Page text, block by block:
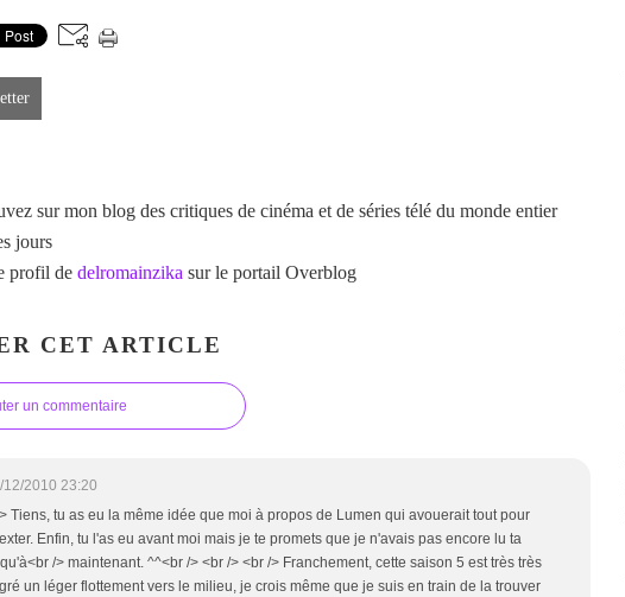
sur mon blog des critiques de cinéma et de séries télé du monde entier
jours
profil de delromainzika sur le portail Overblog
CET ARTICLE
un commentaire
12/2010 23:20
Tiens, tu as eu la même idée que moi à propos de Lumen qui avouerait tout pour
Enfin, tu l'as eu avant moi mais je te promets que je n'avais pas encore lu ta
/> maintenant. ^^<br /> <br /> <br /> Franchement, cette saison 5 est très très
un léger flottement vers le milieu, je crois même que je suis en train de la trouver